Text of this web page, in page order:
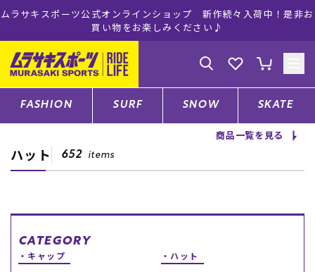
ムラサキスポーツ公式オンラインショップ 新作続々入荷中！是非お
買い物をお楽しみください♪
ゲスト様
ログイン 会員登録
CATEGORY
ファッションTOP
FASHION SURF SNOW SKATE
商品一覧を見る
ハット 652 items
CATEGORY
キャップ
ハット